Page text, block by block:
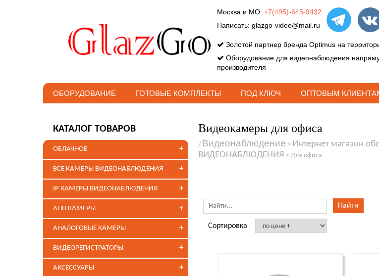
Москва и МО: +7(495)-645-9432
Написать: glazgo-video@mail.ru
Золотой партнер бренда Optimus на
Оборудование для видеонаблюдения
производителя
ОБОРУДОВАНИЕ ГОТОВЫЕ КОМПЛЕКТЫ ПОД КЛЮЧ ОПТОВЫМ
Видеокамеры для офиса
/ Видеонаблюдение > Интернет магазин
ВИДЕОНАБЛЮДЕНИЯ > Для офиса
Сортировка
КАТАЛОГ ТОВАРОВ
+
ОБЛАЧНОЕ
+
ВСЕ КАМЕРЫ ВИДЕОНАБЛЮДЕНИЯ
+
IP КАМЕРЫ ВИДЕОНАБЛЮДЕНИЯ
+
AHD КАМЕРЫ
+
АНАЛОГОВЫЕ КАМЕРЫ
+
ВИДЕОРЕГИСТРАТОРЫ
+
АКСЕССУАРЫ